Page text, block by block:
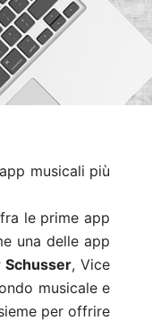
musicali più
le prime app
una delle app
Schusser, Vice
musicale e
per offrire